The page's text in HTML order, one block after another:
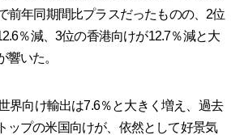
前年同期間比プラスだったものの、2位
％減、3位の香港向けが12.7％減と大
響いた。
界向け輸出は7.6％と大きく増え、過去
ップの米国向けが、依然として好景気